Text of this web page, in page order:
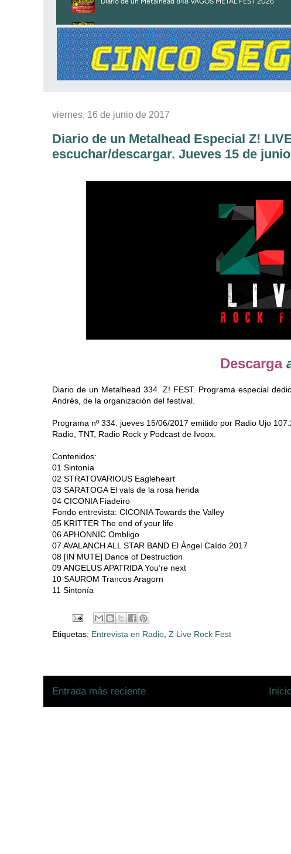
viernes, 16 de junio de 2017
Diario de un Metalhead Especial Z!
escuchar/descargar. Jueves 15 de
Descarga
Diario de un Metalhead 334. Z! FEST. Programa especial
Andrés, de la organización del festival.
Programa nº 334. jueves 15/06/2017 emitido por Radio Ujo
Radio, TNT, Radio Rock y Podcast de Ivoox.
Contenidos:
01 Sintonía
02 STRATOVARIOUS Eagleheart
03 SARATOGA El vals de la rosa herida
04 CICONIA Fiadeiro
Fondo entrevista: CICONIA Towards the Valley
05 KRITTER The end of your life
06 APHONNIC Ombligo
07 AVALANCH ALL STAR BAND El Ángel Caído 2017
08 [IN MUTE] Dance of Destruction
09 ANGELUS APATRIDA You’re next
10 SAUROM Trancos Aragorn
11 Sintonía
Etiquetas: Entrevista en Radio, Z Live Rock Fest
Entrada más reciente